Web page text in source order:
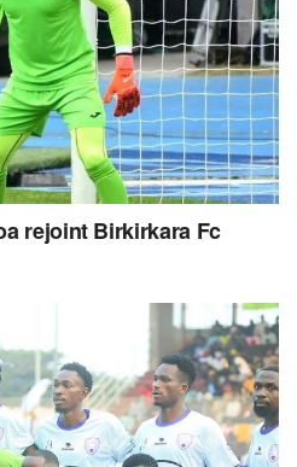
rejoint Birkirkara Fc